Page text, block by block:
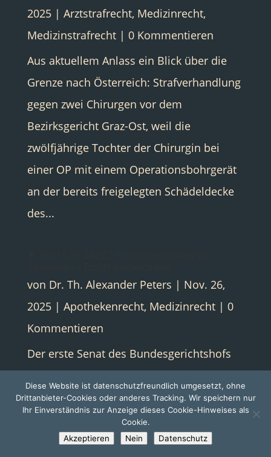
2025| Arztstrafrecht, Medizinrecht,
Medizinstrafrecht| 0 Kommentieren
Aus aktuellem Anlass ein Blick über die
Grenze nach Österreich: Strafverhandlung
gegen zwei Chirurgen vor dem
Bezirksgericht Graz-Ost, weil die
zwölfjährige Tochter der Chirurgin bei
einer OP mit einem Operationsbohrgerät
an der bereits freigelegten Schädeldecke
des...
von Dr. Th. Alexander Peters | Nov. 26,
2025| Apothekenrecht, Medizinrecht| 0
Kommentieren
Der erste Senat des Bundesgerichtshofs
welche Werbeaktionen Apotheken im
Zusammenhang mit
verschreibungspflichtigen Arzneimitteln
Diese Website ist datenschutzfreundlich umgesetzt, ohne
Drittanbieter-Cookies oder anderes Tracking. Wir speichern nur
Ihr Einverständnis zur Anzeige dieses Cookie-Hinweises als
Cookie.
Akzeptieren
Nein Datenschutz